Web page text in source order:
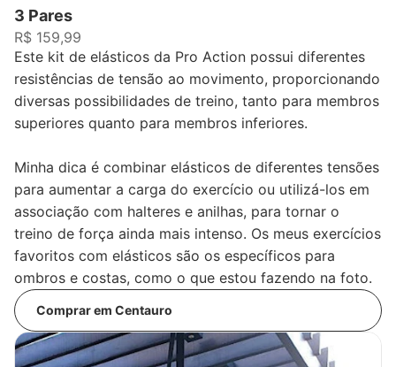
3 Pares
R$ 159,99
Este kit de elásticos da Pro Action possui diferentes
resistências de tensão ao movimento, proporcionando
diversas possibilidades de treino, tanto para membros
superiores quanto para membros inferiores.
Minha dica é combinar elásticos de diferentes tensões
para aumentar a carga do exercício ou utilizá-los em
associação com halteres e anilhas, para tornar o
treino de força ainda mais intenso. Os meus exercícios
favoritos com elásticos são os específicos para
ombros e costas, como o que estou fazendo na foto.
Comprar em Centauro